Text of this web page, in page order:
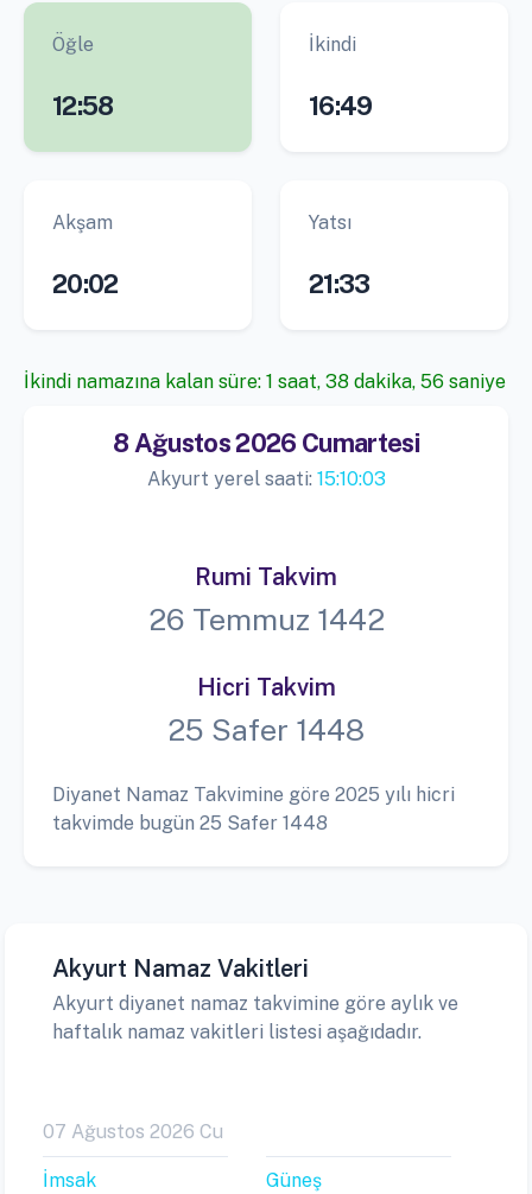
Öğle
12:58
İkindi
16:49
Akşam
20:02
Yatsı
21:33
İkindi namazına kalan süre: 1 saat, 38 dakika, 55 saniye
8 Ağustos 2026 Cumartesi
Akyurt yerel saati: 15:10:04
Rumi Takvim
26 Temmuz 1442
Hicri Takvim
25 Safer 1448
Diyanet Namaz Takvimine göre 2025 yılı hicri
takvimde bugün 25 Safer 1448
Akyurt Namaz Vakitleri
Akyurt diyanet namaz takvimine göre aylık ve
haftalık namaz vakitleri listesi aşağıdadır.
07 Ağustos 2026 Cu
İmsak
Güneş